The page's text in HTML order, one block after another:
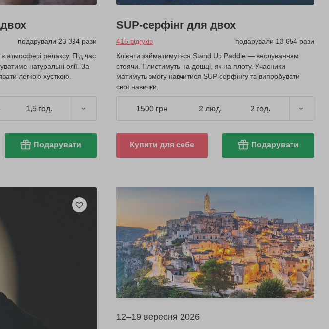
подарували 23 394 рази
атмосфері релаксу. Під час
натуральні олії. За
легкою хусткою.
1,5 год.
Подарувати
SUP-серфінг для двох
415 відгуків
подарували 13 654 рази
Клієнти займатимуться Stand Up Paddle — веслуванням
стоячи. Плистимуть на дошці, як на плоту. Учасники
матимуть змогу навчитися SUP-серфінгу та випробувати
свої навички.
1500 грн 2 люд. 2 год.
Купити для себе Подарувати
12–19 вересня 2026